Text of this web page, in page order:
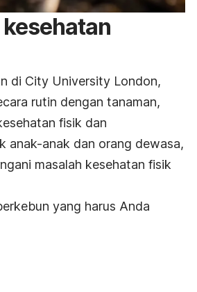
di City University London,
rutin dengan tanaman,
fisik dan
anak-anak dan orang dewasa,
masalah kesehatan fisik
yang harus Anda